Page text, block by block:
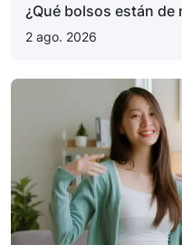
¿Qué bolsos están de
2 ago. 2026